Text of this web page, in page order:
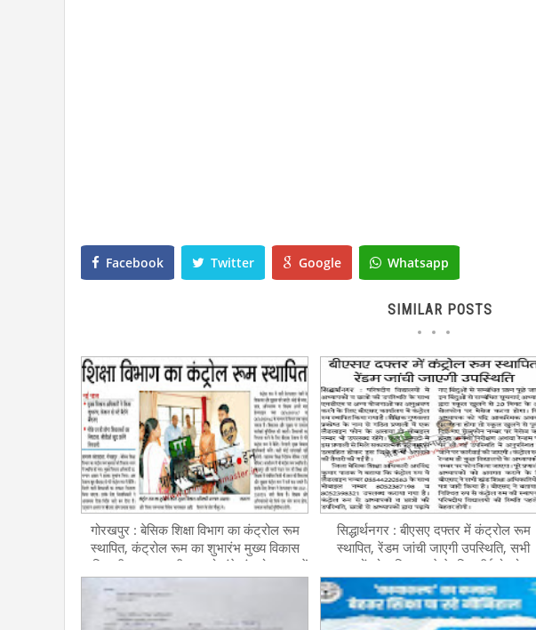
Facebook Twitter Google Whatsapp
SIMILAR POSTS
गोरखपुर : बेसिक शिक्षा विभाग का कंट्रोल रूम
स्थापित, कंट्रोल रूम का शुभारंभ मुख्य विकास
अधिकारी द्वारा, खुद बीएसए दो घंटे कंट्रोल रूम में
बैठ सुनेंगे शिकायत
सिद्धार्थनगर : बीएसए दफ्तर में कंट्रोल रूम
स्थापित, रेंडम जांची जाएगी उपस्थिति, सभी
अध्यापकों को सूचित करने के लिए बीईओ को पत्र
जारी